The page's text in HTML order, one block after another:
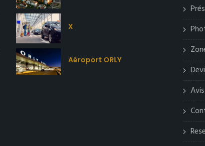
X
Aéroport ORLY
Avis